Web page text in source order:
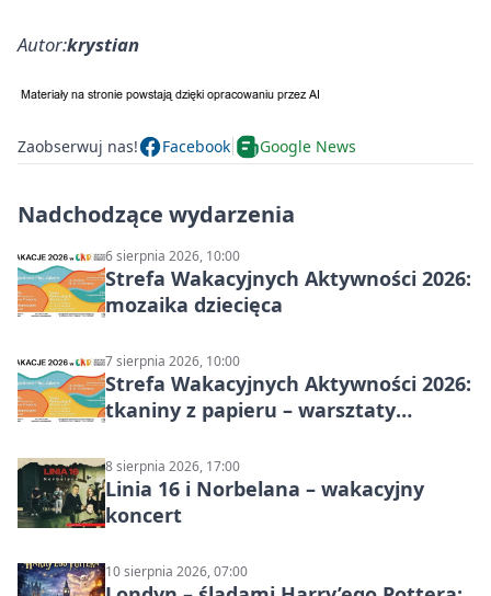
Autor:krystian
Zaobserwuj nas! Facebook Google News
Nadchodzące wydarzenia
6 sierpnia 2026, 10:00
Strefa Wakacyjnych Aktywności 2026:
mozaika dziecięca
7 sierpnia 2026, 10:00
Strefa Wakacyjnych Aktywności 2026:
tkaniny z papieru – warsztaty
8 sierpnia 2026, 17:00
Linia 16 i Norbelana – wakacyjny
koncert
10 sierpnia 2026, 07:00